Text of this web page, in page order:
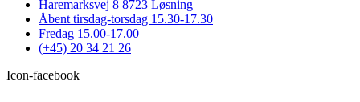
Haremarksvej 8 8723 Løsning
Åbent tirsdag-torsdag 15.30-17.30
Fredag 15.00-17.00
(+45) 20 34 21 26
Icon-facebook